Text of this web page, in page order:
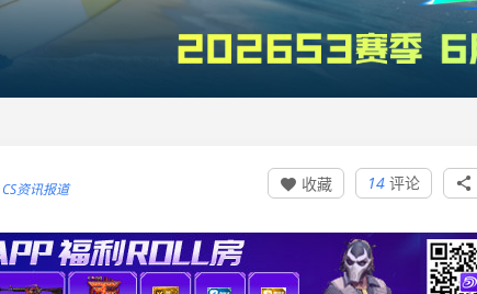
CS资讯报道 
14 评论
 收藏